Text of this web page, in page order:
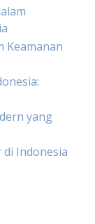
Keamanan
yang
Indonesia